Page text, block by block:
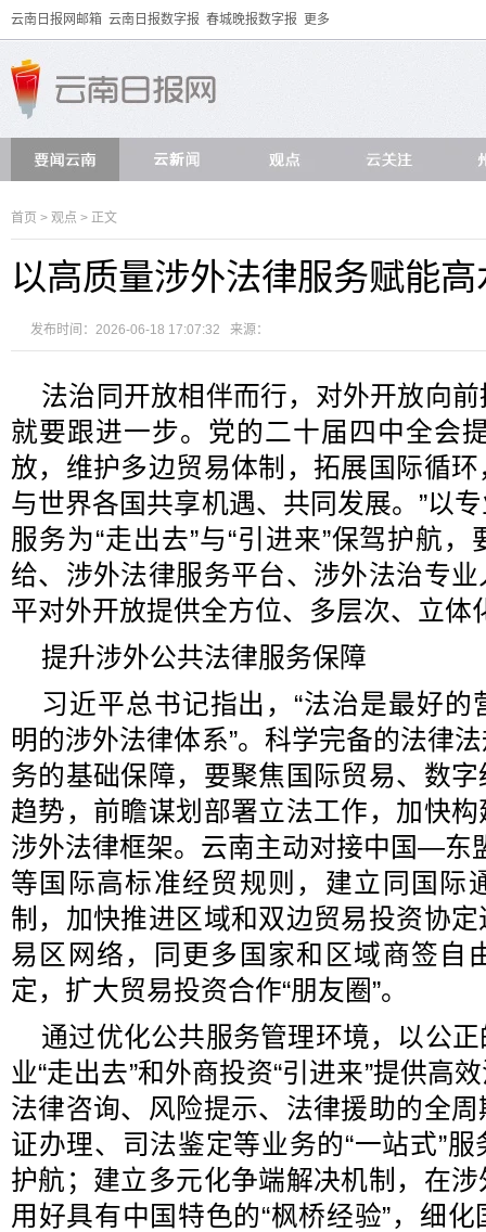
云南日报网邮箱 云南日报数字报 春城晚报数字报 更多
首页 > 观点 > 正文
以高质量涉外法律服务赋能
发布时间：2026-06-18 17:07:32 来源：
法治同开放相伴而行，对外开放向
就要跟进一步。党的二十届四中全会
放，维护多边贸易体制，拓展国际循
与世界各国共享机遇、共同发展。”以
服务为“走出去”与“引进来”保驾护航
给、涉外法律服务平台、涉外法治专
平对外开放提供全方位、多层次、立体
提升涉外公共法律服务保障
习近平总书记指出，“法治是最好
明的涉外法律体系”。科学完备的法律
务的基础保障，要聚焦国际贸易、数
趋势，前瞻谋划部署立法工作，加快
涉外法律框架。云南主动对接中国—东
等国际高标准经贸规则，建立同国际
制，加快推进区域和双边贸易投资协
易区网络，同更多国家和区域商签自
定，扩大贸易投资合作“朋友圈”。
通过优化公共服务管理环境，以公
业“走出去”和外商投资“引进来”提供高
法律咨询、风险提示、法律援助的全
证办理、司法鉴定等业务的“一站式”
护航；建立多元化争端解决机制，在
用好具有中国特色的“枫桥经验”，细